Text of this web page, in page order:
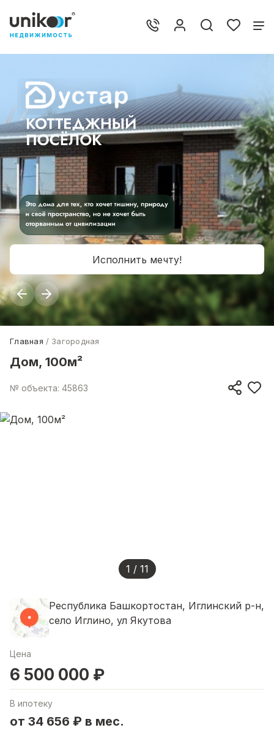
Исполнить мечту!
Главная Загородная
Дом, 100м²
№ объекта: 45863
1 / 11
Республика Башкортостан, Иглинский р-н,
село Иглино, ул Якутова
Цена
6 500 000 ₽
В ипотеку
от 34 656 ₽ в мес.